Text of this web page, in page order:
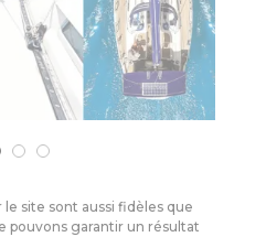
site sont aussi fidèles que
pouvons garantir un résultat